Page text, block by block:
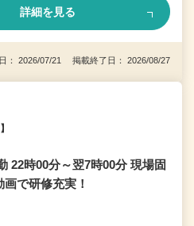
詳細を見る
： 2026/07/21 掲載終了日： 2026/08/27
22時00分～翌7時00分 現場固
で研修充実！